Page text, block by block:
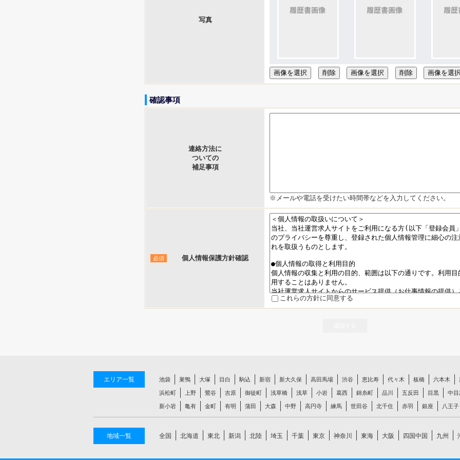
写真
画像を選択 画像を選択 画像を選
確認事項
連絡方法に
ついての
補足事項
※メールや電話を受けたい時間帯などを入力してください。
必須 個人情報保護方針確認
これらの方針に同意する
エリア一覧 池袋 巣鴨 大塚 目白 駒込 新宿 新大久保 高田馬場 渋谷 恵比寿 代々木 板橋 六本木
浜松町 上野 鶯谷 吉原 御徒町 浅草橋 浅草 小岩 葛西 錦糸町 品川 五反田 目黒 中目
新小岩 亀有 金町 有明 蒲田 大森 中野 高円寺 練馬 世田谷 北千住 赤羽 銀座 八王子
地域一覧 全国 北海道 東北 新潟 北陸 埼玉 千葉 東京 神奈川 東海 大阪 四国中国 九州